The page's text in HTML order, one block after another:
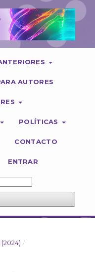
AUTORES
POLÍTICAS
CONTACTO
ENTRAR
/